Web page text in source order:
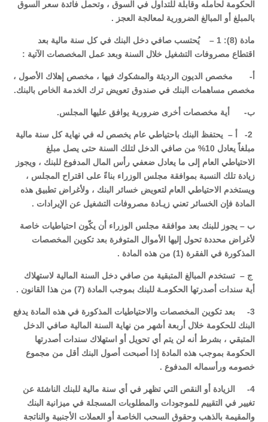
الحكومة لحامله وقابلة للتداول في السوق ، وتحمل فائدة سعر السوق
بالمبلغ أو المبالغ الضرورية لمعالجة العجز .
مادة (8): 1 – يُحتسب صافي دخل البنك في كل سنة مالية بعد
اقتطاع مصروفات التشغيل خلال السنة وبعد عمل المخصصات الآتية :
‌أ- مخصص الديون الرديئة والمشكوك فيها ، مخصص إهلاك الأصول ،
مخصص مساهمات البنك في صندوق تعويض ترك الخدمة الخاص بالبنك.
‌ب- أية مخصصات أخرى ضرورية يوافق عليها المجلس.
2- أ – يحتفظ البنك باحتياطي عام يخصص له في نهاية كل سنة مالية
مبلغاً يعادل 10% من صافي الدخل لتلك السنة حتى يصل مبلغ
الاحتياطي العام إلى ما يعادل ضعفي رأس المال المدفوع للبنك ، ويجوز
زيادة تلك النسبة بموافقة مجلس الوزراء بناءً على اقتراح المجلس ،
ويستخدم الاحتياطي العام لتعويض خسائر البنك ، ولأغراض تطبيق هذه
المادة فإن الخسائر تعني زيـادة مصروفات التشغيل عن الإيرادات .
ب – يجوز للبنك بعد موافقة مجلس الوزراء أن يكّون احتياطيات خاصة
لأغراض محددة تحول إليها الأموال المتوفرة بعد تكوين المخصصات
المذكورة في الفقرة (1) من هذه المادة .
ج – تستخدم المبالغ المتبقية من صافي دخل السنة المالية لاستهلاك
أية سندات أصدرتها الحكومـة للبنك بموجب المادة (7) من هذا القانون .
3- بعد تكوين المخصصات والاحتياطيات المذكورة في هذه المادة يدفع
البنك للحكومة خلال أربعة أشهر من نهاية السنة المالية صافي الدخل
المتبقي ، بشرط أنه لن يتم أي تحويل أو استهلاك سندات أصدرتها
الحكومة بموجب هذه المادة إذا أصبحت أصول البنك أقل من مجموع
خصومه ورأسماله المدفوع .
4- الزيادة أو النقص التي تظهر في أي سنة مالية للبنك الناشئة عن
تغيير في التقييم للموجودات والمطلوبات المسجلة في ميزانية البنك
والمقيمة بالذهب وحقوق السحب الخاصة أو العملات الأجنبية والناتجة